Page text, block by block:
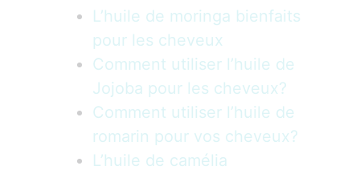
L’huile de moringa bienfaits
pour les cheveux
Comment utiliser l’huile de
Jojoba pour les cheveux?
Comment utiliser l’huile de
romarin pour vos cheveux?
L’huile de camélia